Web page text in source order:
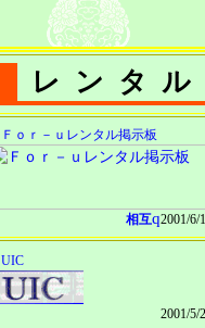
レンタ
Ｆｏｒ－ｕレンタル掲示板
相互q2001/6/
UIC
2001/5/